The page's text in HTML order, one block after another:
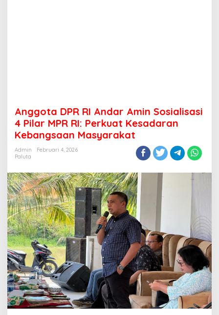
Anggota DPR RI Andar Amin Sosialisasi
4 Pilar MPR RI: Perkuat Kesadaran
Kebangsaan Masyarakat
Admin
Februari 4, 2026
Paluta